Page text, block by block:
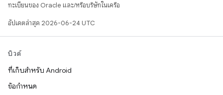
ทะเบียนของ Oracle และ/หรือบริษัทในเครือ
อัปเดตล่าสุด 2026-06-24 UTC
บิวด์
ที่เก็บสำหรับ Android
ข้อกำหนด